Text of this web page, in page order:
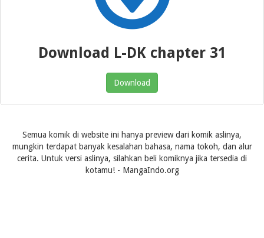
Download L-DK chapter 31
Download
Semua komik di website ini hanya preview dari komik aslinya,
mungkin terdapat banyak kesalahan bahasa, nama tokoh, dan alur
cerita. Untuk versi aslinya, silahkan beli komiknya jika tersedia di
kotamu! - MangaIndo.org